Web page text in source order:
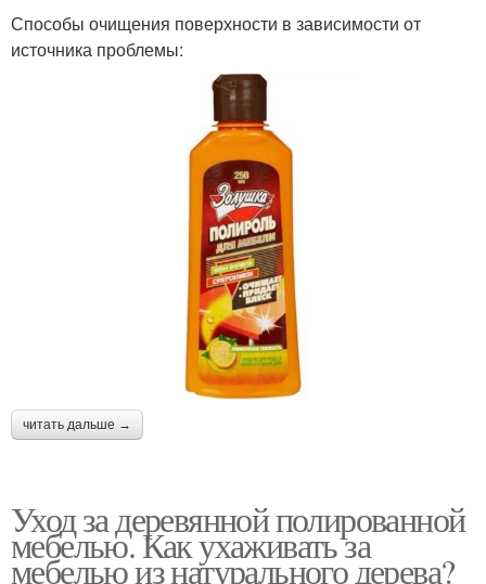
Способы очищения поверхности в зависимости от
источника проблемы:
читать дальше →
Уход за деревянной полированной
мебелью. Как ухаживать за
мебелью из натурального дерева?